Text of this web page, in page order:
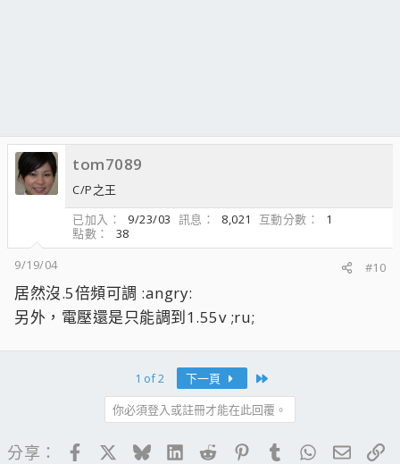
tom7089
C/P之王
已加入
9/23/03 訊息 8,021 互動分數
1
點數
38
9/19/04
#10
居然沒.5倍頻可調 :angry:
另外，電壓還是只能調到1.55v ;ru;
1 of 2 下一頁
你必須登入或註冊才能在此回覆。
分享： FacebookBlueskyLinkedIn
Reddit PinterestTumblrWhatsApp
電子